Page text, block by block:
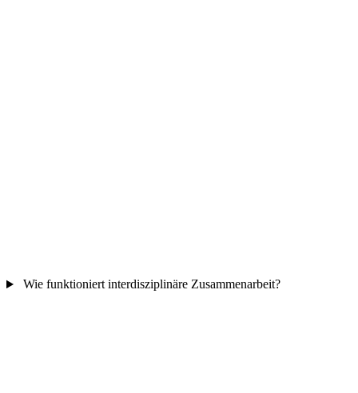
Wie funktioniert interdisziplinäre Zusammenarbeit?